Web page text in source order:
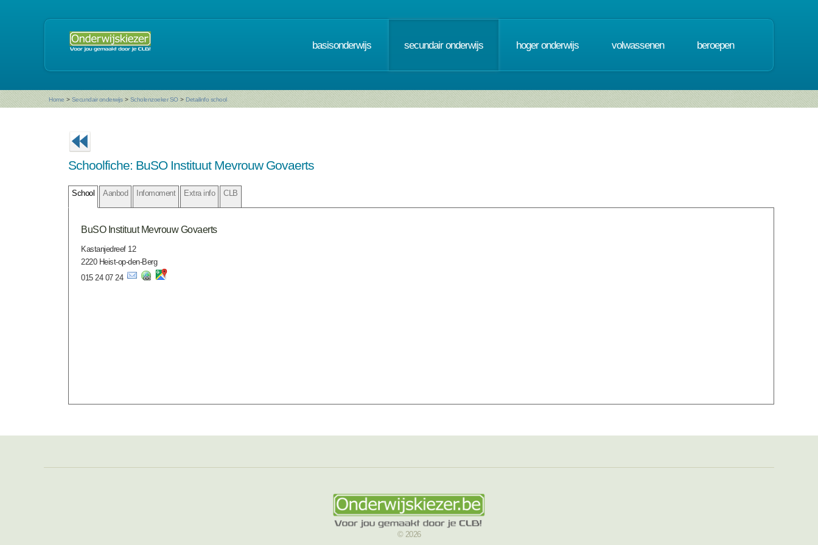
basisonderwijs secundair onderwijs hoger onderwijs volwassenen beroepen
Home > Secundair onderwijs > Scholenzoeker SO > Detailinfo school
Schoolfiche: BuSO Instituut Mevrouw Govaerts
School Aanbod Infomoment Extra info CLB
BuSO Instituut Mevrouw Govaerts
Kastanjedreef 12
2220 Heist-op-den-Berg
015 24 07 24
© 2026